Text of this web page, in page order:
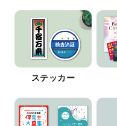
ステッカー